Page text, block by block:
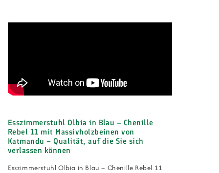
Esszimmerstuhl Olbia in Blau – Chenille
Rebel 11 mit Massivholzbeinen von
Katmandu – Qualität, auf die Sie sich
verlassen können
Esszimmerstuhl Olbia in Blau – Chenille Rebel 11